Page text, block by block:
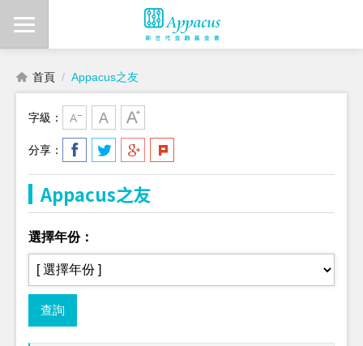
首頁 Appacus之友
字級：
分享：
Appacus之友
選擇年份